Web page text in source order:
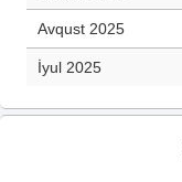
Avqust 2025
İyul 2025